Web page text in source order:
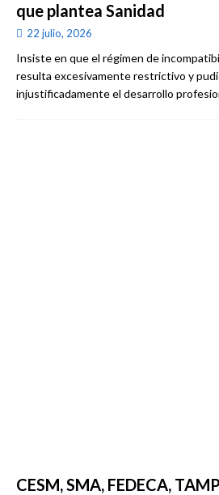
que plantea Sanidad
22 julio, 2026
Insiste en que el régimen de
resulta excesivamente restrictivo y
injustificadamente el desarrollo
CESM, SMA, FEDECA,